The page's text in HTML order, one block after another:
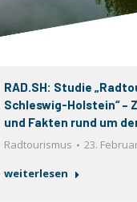
RAD.SH: Studie
Schleswig-Holstein“ –
und Fakten rund um
Radtourismus
23.
weiterlesen